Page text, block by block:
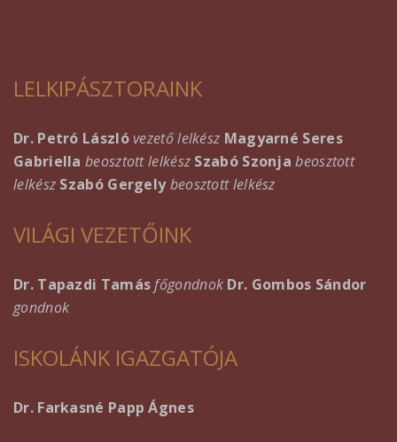
LELKIPÁSZTORAINK
Dr. Petró Lászlóvezető lelkész Magyarné Seres
Gabriella beosztott lelkész Szabó Szonjabeosztott
lelkész Szabó Gergely beosztott lelkész
VILÁGI VEZETŐINK
Dr. Tapazdi Tamásfőgondnok Dr. Gombos Sándor
gondnok
ISKOLÁNK IGAZGATÓJA
Dr. Farkasné Papp Ágnes